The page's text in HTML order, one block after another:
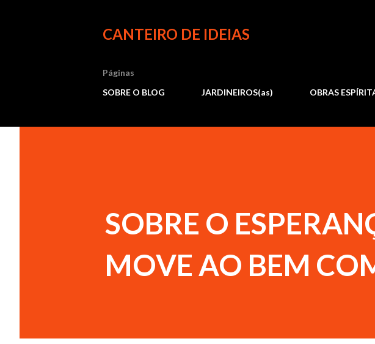
CANTEIRO DE IDEIAS
Páginas
SOBRE O BLOG
JARDINEIROS(as) OBRAS
SOBRE O
MOVE AO BEM